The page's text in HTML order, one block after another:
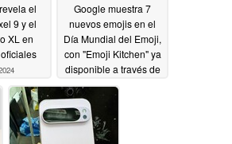
el
9 y el
XL en
Google muestra 7
nuevos emojis en el
Día Mundial del Emoji,
con "Emoji Kitchen" ya
disponible a través de
Google Search